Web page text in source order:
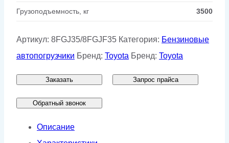
Грузоподъемность, кг 3500
Артикул: 8FGJ35/8FGJF35 Категория: Бензиновые
автопогрузчики Бренд: Toyota Бренд: Toyota
Заказать Запрос прайса
Обратный звонок
Описание